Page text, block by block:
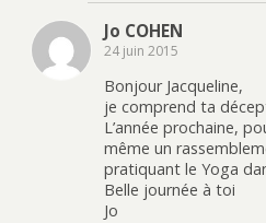
Jo COHEN
24 juin 2015
Bonjour Jacqueline,
je comprend ta
L’année prochaine,
même un
pratiquant le Yoga
Belle journée à toi
Jo